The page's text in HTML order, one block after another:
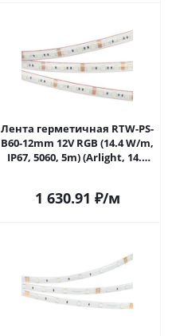
Лента герметичная RTW-PS-
B60-12mm 12V RGB (14.4 W/m,
IP67, 5060, 5m) (Arlight, 14.4
1 630.91 ₽/м